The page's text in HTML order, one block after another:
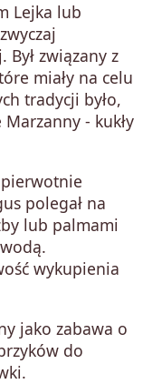
Lejka lub
Był związany z
miały na celu
tradycji było,
- kukły
pierwotnie
polegał na
lub palmami
wykupienia
jako zabawa o
do